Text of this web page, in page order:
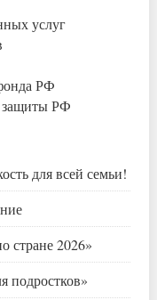
услуг
РФ
защиты РФ
для всей семьи!
2026»
подростков»